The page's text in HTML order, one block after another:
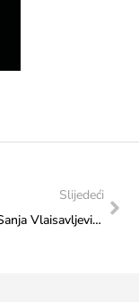
Slijedeći
Ministrica Sanja Vlaisavljević u posjeti Paraolimpijskom komitetu BiH